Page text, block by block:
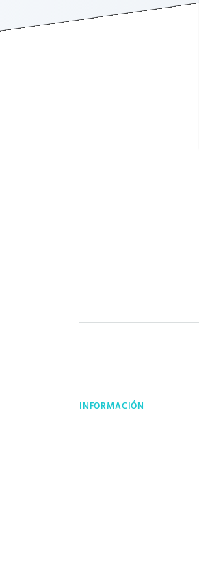
INFORMACIÓN